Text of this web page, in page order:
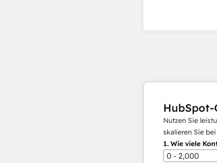
HubSpot-
Nutzen Sie
skalieren Sie
1. Wie viele
0 - 2,000